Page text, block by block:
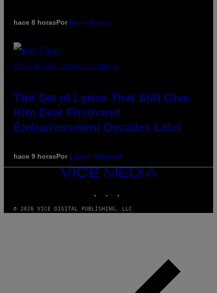
hace 8 horasPor Brent Koepp
PHOTO BY JEFF KRAVITZ/FILMMAGIC
The Set of Lyrics That Still Give
Kim Deal Firsthand
Embarrassment Decades Later
hace 9 horasPor Lauren Boisvert
VICE
MEDIA
© 2026 VICE DIGITAL PUBLISHING, LLC